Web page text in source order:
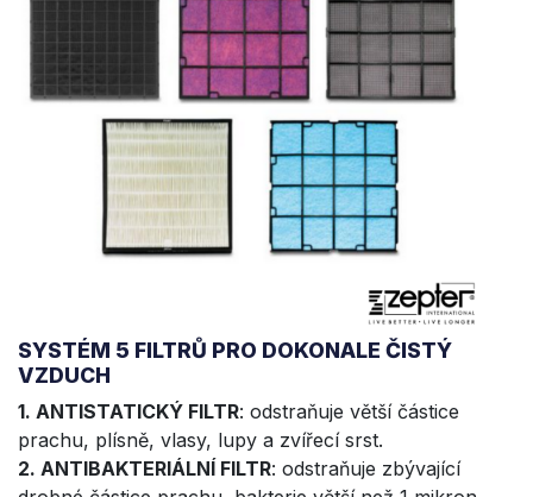
SYSTÉM 5 FILTRŮ PRO DOKONALE ČISTÝ
VZDUCH
1. ANTISTATICKÝ FILTR: odstraňuje větší částice
prachu, plísně, vlasy, lupy a zvířecí srst.
2. ANTIBAKTERIÁLNÍ FILTR: odstraňuje zbývající